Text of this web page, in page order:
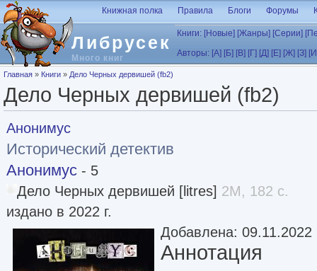
Перейти к основному содержанию
Либрусек
Много книг
Книжная полка Правила Блоги Форумы
Книги: [Новые] [Жанры] [Серии]
Авторы: [А] [Б] [В] [Г] [Д] [Е] [Ж] [З]
Вы здесь
Главная » Книги » Дело Черных дервишей (fb2)
Дело Черных дервишей (fb2)
Анонимус
Исторический детектив
Анонимус - 5
Дело Черных дервишей [litres] 2M, 182 с.
издано в 2022 г.
Добавлена: 09.11.2022
Аннотация